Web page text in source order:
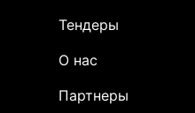
Тендеры
О нас
Партнеры